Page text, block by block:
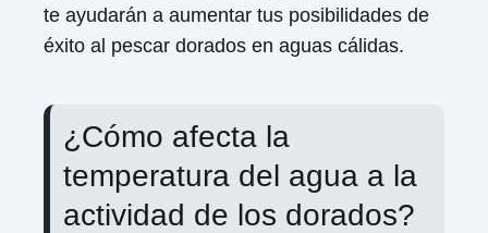
te ayudarán a aumentar tus posibilidades de
éxito al pescar dorados en aguas cálidas.
¿Cómo afecta la
temperatura del agua a la
actividad de los dorados?